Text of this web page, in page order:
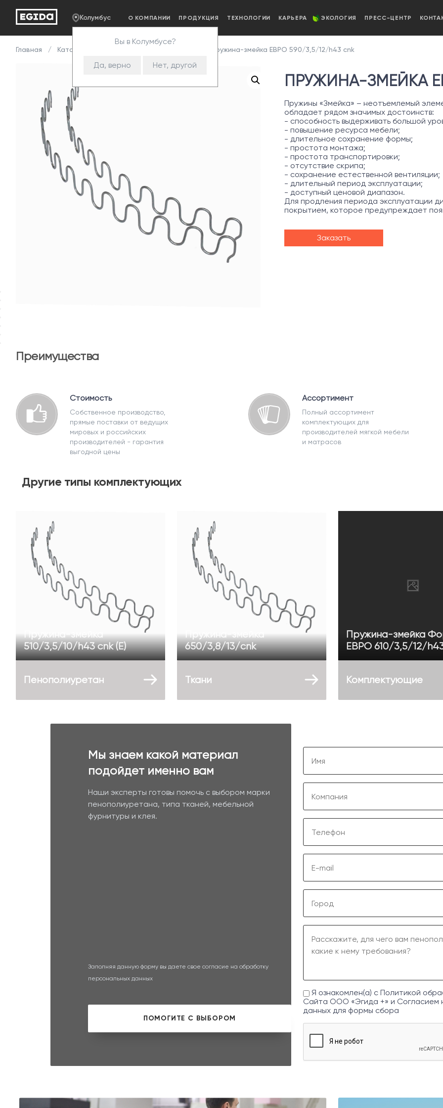
Колумбус
Вы в Колумбусе?
Да, верно Нет, другой
О КОМПАНИИ ПРОДУКЦИЯ ТЕХНОЛОГИИ КАРЬЕРА ЭКОЛОГИЯ ПРЕСС-ЦЕНТР
Главная Каталог Пружина-змейка ЕВРО 590/3,5/12/h43 cnk
ПРУЖИНА-ЗМЕЙКА
Пружины «Змейка» – неотъемлемый
обладает рядом значимых достоинств:
- способность выдерживать большой
- повышение ресурса мебели;
- длительное сохранение формы;
- простота монтажа;
- простота транспортировки;
- отсутствие скрипа;
- сохранение естественной вентиляции;
- длительный период эксплуатации;
- доступный ценовой диапазон.
Для продления периода эксплуатации
покрытием, которое предупреждает
Заказать
Преимущества
Стоимость
Собственное производство,
прямые поставки от ведущих
мировых и российских
производителей - гарантия
выгодной цены
Ассортимент
Полный ассортимент
комплектующих для
производителей мягкой мебели
и матрасов
Другие типы комплектующих
Пружина-змейка
510/3,5/10/h43 cnk (Е)
Пружина-змейка
650/3,8/13/cnk
Пружина-змейка
ЕВРО 610/3,5/12/
Пенополиуретан Ткани Комплектующие
Мы знаем какой материал
подойдет именно вам
Наши эксперты готовы помочь с выбором марки
пенополиуретана, типа тканей, мебельной
фурнитуры и клея.
Заполняя данную форму вы даете свое согласие на обработку
персональных данных
Я ознакомлен(а) с Политикой
Сайта ООО «Эгида +» и Согласием
данных для формы сбора